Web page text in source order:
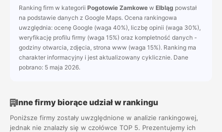
Ranking firm w kategorii Pogotowie Zamkowe w Elbląg powstał
na podstawie danych z Google Maps. Ocena rankingowa
uwzględnia: ocenę Google (waga 40%), liczbę opinii (waga 30%),
weryfikację profilu firmy (waga 15%) oraz kompletność danych -
godziny otwarcia, zdjęcia, strona www (waga 15%). Ranking ma
charakter informacyjny i jest aktualizowany cyklicznie. Dane
pobrano: 5 maja 2026.
Inne firmy biorące udział w rankingu
Poniższe firmy zostały uwzględnione w analizie rankingowej,
jednak nie znalazły się w czołówce TOP 5. Prezentujemy ich